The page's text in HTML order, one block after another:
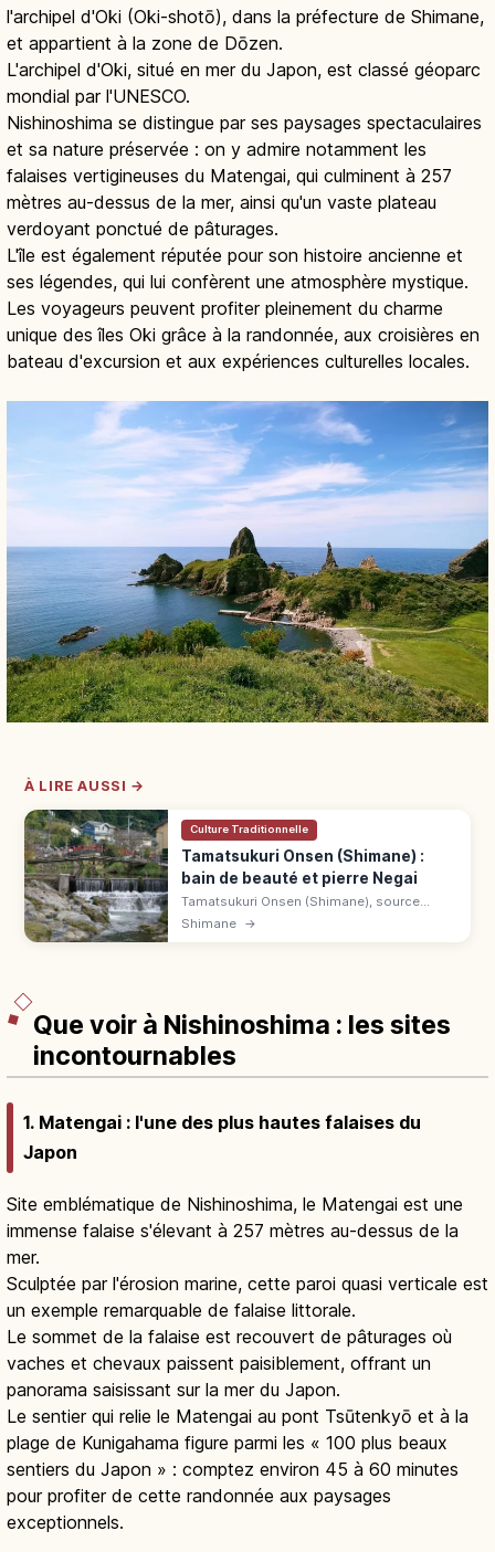
l'archipel d'Oki (Oki-shotō), dans la préfecture de Shimane,
et appartient à la zone de Dōzen.
L'archipel d'Oki, situé en mer du Japon, est classé géoparc
mondial par l'UNESCO.
Nishinoshima se distingue par ses paysages spectaculaires
et sa nature préservée : on y admire notamment les
falaises vertigineuses du Matengai, qui culminent à 257
mètres au-dessus de la mer, ainsi qu'un vaste plateau
verdoyant ponctué de pâturages.
L'île est également réputée pour son histoire ancienne et
ses légendes, qui lui confèrent une atmosphère mystique.
Les voyageurs peuvent profiter pleinement du charme
unique des îles Oki grâce à la randonnée, aux croisières en
bateau d'excursion et aux expériences culturelles locales.
À LIRE AUSSI →
Culture Traditionnelle
Tamatsukuri Onsen (Shimane) :
bain de beauté et pierre Negai
Tamatsukuri Onsen (Shimane), source
millénaire réputée pour la peau. Pierre des
Shimane →
Que voir à Nishinoshima : les sites
incontournables
1. Matengai : l'une des plus hautes falaises du
Japon
Site emblématique de Nishinoshima, le Matengai est une
immense falaise s'élevant à 257 mètres au-dessus de la
mer.
Sculptée par l'érosion marine, cette paroi quasi verticale est
un exemple remarquable de falaise littorale.
Le sommet de la falaise est recouvert de pâturages où
vaches et chevaux paissent paisiblement, offrant un
panorama saisissant sur la mer du Japon.
Le sentier qui relie le Matengai au pont Tsūtenkyō et à la
plage de Kunigahama figure parmi les « 100 plus beaux
sentiers du Japon » : comptez environ 45 à 60 minutes
pour profiter de cette randonnée aux paysages
exceptionnels.